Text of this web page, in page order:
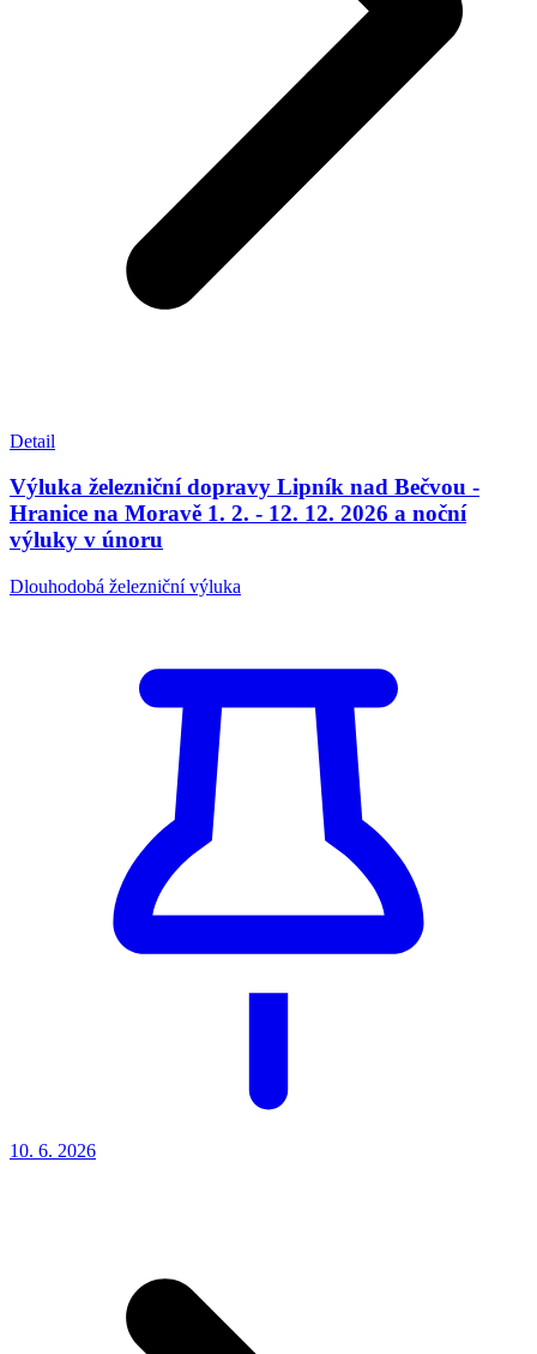
Detail
Výluka železniční dopravy Lipník nad Bečvou -
Hranice na Moravě 1. 2. - 12. 12. 2026 a noční
výluky v únoru
Dlouhodobá železniční výluka
10. 6. 2026